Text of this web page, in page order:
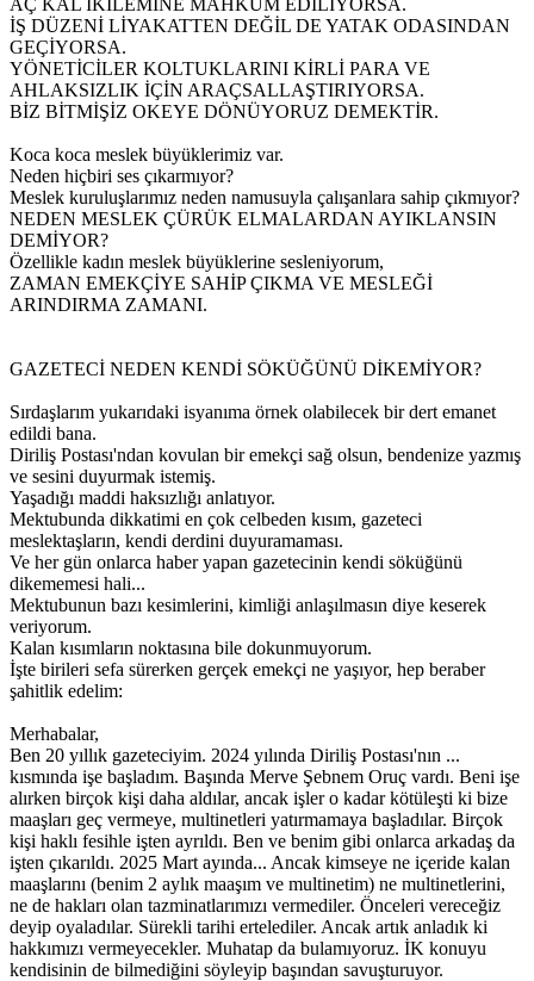
İŞ DÜZENİ LİYAKATTEN DEĞİL DE YATAK ODASINDAN
GEÇİYORSA.
YÖNETİCİLER KOLTUKLARINI KİRLİ PARA VE
AHLAKSIZLIK İÇİN ARAÇSALLAŞTIRIYORSA.
BİZ BİTMİŞİZ OKEYE DÖNÜYORUZ DEMEKTİR.
Koca koca meslek büyüklerimiz var.
Neden hiçbiri ses çıkarmıyor?
Meslek kuruluşlarımız neden namusuyla çalışanlara sahip çıkmıyor?
NEDEN MESLEK ÇÜRÜK ELMALARDAN AYIKLANSIN
DEMİYOR?
Özellikle kadın meslek büyüklerine sesleniyorum,
ZAMAN EMEKÇİYE SAHİP ÇIKMA VE MESLEĞİ
ARINDIRMA ZAMANI.
GAZETECİ NEDEN KENDİ SÖKÜĞÜNÜ DİKEMİYOR?
Sırdaşlarım yukarıdaki isyanıma örnek olabilecek bir dert emanet
edildi bana.
Diriliş Postası'ndan kovulan bir emekçi sağ olsun, bendenize yazmış
ve sesini duyurmak istemiş.
Yaşadığı maddi haksızlığı anlatıyor.
Mektubunda dikkatimi en çok celbeden kısım, gazeteci
meslektaşların, kendi derdini duyuramaması.
Ve her gün onlarca haber yapan gazetecinin kendi söküğünü
dikememesi hali...
Mektubunun bazı kesimlerini, kimliği anlaşılmasın diye keserek
veriyorum.
Kalan kısımların noktasına bile dokunmuyorum.
İşte birileri sefa sürerken gerçek emekçi ne yaşıyor, hep beraber
şahitlik edelim:
Merhabalar,
Ben 20 yıllık gazeteciyim. 2024 yılında Diriliş Postası'nın ...
kısmında işe başladım. Başında Merve Şebnem Oruç vardı. Beni işe
alırken birçok kişi daha aldılar, ancak işler o kadar kötüleşti ki bize
maaşları geç vermeye, multinetleri yatırmamaya başladılar. Birçok
kişi haklı fesihle işten ayrıldı. Ben ve benim gibi onlarca arkadaş da
işten çıkarıldı. 2025 Mart ayında... Ancak kimseye ne içeride kalan
maaşlarını (benim 2 aylık maaşım ve multinetim) ne multinetlerini,
ne de hakları olan tazminatlarımızı vermediler. Önceleri vereceğiz
deyip oyaladılar. Sürekli tarihi ertelediler. Ancak artık anladık ki
hakkımızı vermeyecekler. Muhatap da bulamıyoruz. İK konuyu
kendisinin de bilmediğini söyleyip başından savuşturuyor.